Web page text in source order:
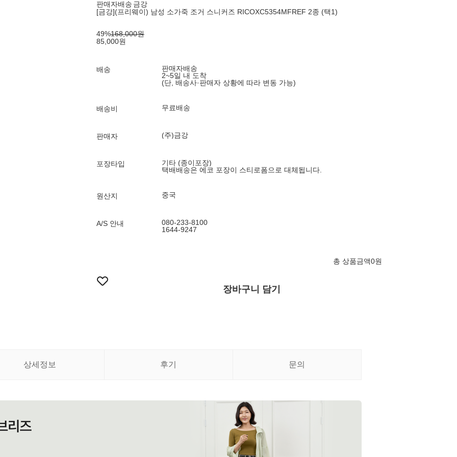
판매자배송 금강
[금강](프리웨이) 남성 소가죽 조거 스니커즈 RICOXC5354MFREF 2종 (택1)
49%168,000원
85,000원
배송
판매자배송
2~5일 내 도착
(단, 배송사·판매자 상황에 따라 변동 가능)
배송비 무료배송
판매자 (주)금강
포장타입
기타 (종이포장)
택배배송은 에코 포장이 스티로폼으로 대체됩니다.
원산지 중국
A/S 안내
080-233-8100
1644-9247
총 상품금액0원
장바구니 담기
상세정보 후기 문의